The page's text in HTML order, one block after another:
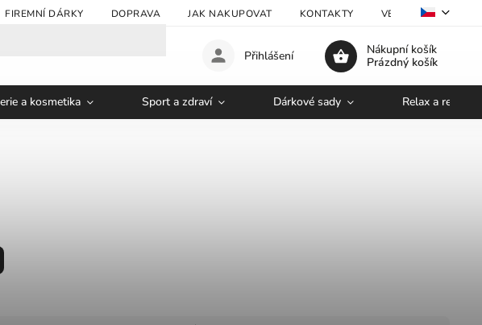
FIREMNÍ DÁRKY DOPRAVA JAK NAKUPOVAT KONTAKTY VELKOOBCHOD
Nákupní košík
Prázdný košík
Přihlášení
a kosmetika Sport a zdraví Dárkové sady Relax a